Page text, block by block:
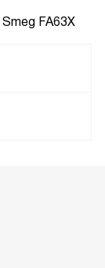
Smeg FA63X